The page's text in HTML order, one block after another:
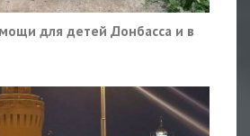
для детей Донбасса и в